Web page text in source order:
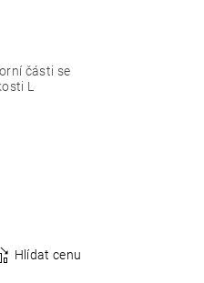
části se
L
Hlídat cenu